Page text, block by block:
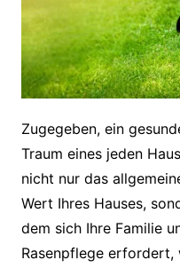
Zugegeben, ein
Traum eines jeden
nicht nur das
Wert Ihres Hauses,
dem sich Ihre Familie
Rasenpflege erfordert,